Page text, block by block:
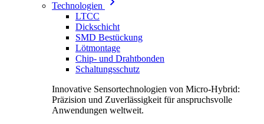
Technologien
LTCC
Dickschicht
SMD Bestückung
Lötmontage
Chip- und Drahtbonden
Schaltungsschutz
Innovative Sensortechnologien von Micro-Hybrid:
Präzision und Zuverlässigkeit für anspruchsvolle
Anwendungen weltweit.